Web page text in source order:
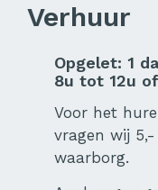
Verhuur
Opgelet: 1
8u tot 12u
Voor het
vragen wij
waarborg.